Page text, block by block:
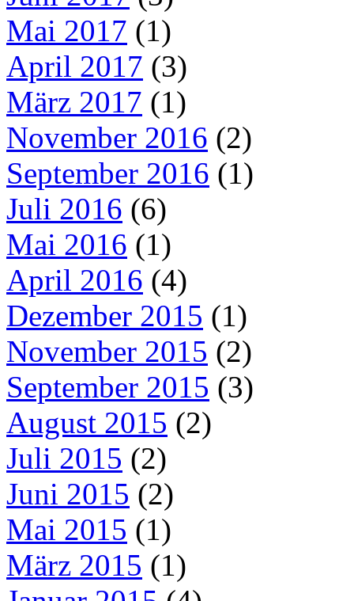
Mai 2017 (1)
April 2017 (3)
März 2017 (1)
November 2016 (2)
September 2016 (1)
Juli 2016 (6)
Mai 2016 (1)
April 2016 (4)
Dezember 2015 (1)
November 2015 (2)
September 2015 (3)
August 2015 (2)
Juli 2015 (2)
Juni 2015 (2)
Mai 2015 (1)
März 2015 (1)